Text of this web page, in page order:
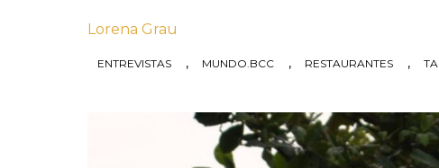
Lorena Grau
ENTREVISTAS , MUNDO.BCC , RESTAURANTES ,